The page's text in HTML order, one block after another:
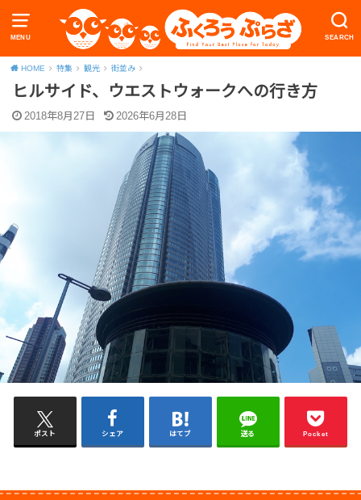
MENU SEARCH
HOME 特集 観光 街並み
ヒルサイド、ウエストウォークへの行き方
2018年8月27日 2026年6月28日
ポスト シェア はてブ 送る Pocket